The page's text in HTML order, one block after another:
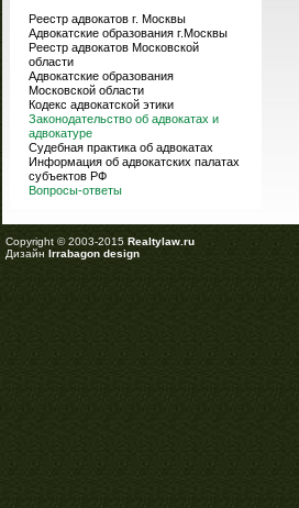
Реестр адвокатов г. Москвы
Адвокатские образования г.Москвы
Реестр адвокатов Московской
области
Адвокатские образования
Московской области
Кодекс адвокатской этики
Законодательство об адвокатах и
адвокатуре
Судебная практика об адвокатах
Информация об адвокатских палатах
субъектов РФ
Вопросы-ответы
Copyright © 2003-2015 Realtylaw.ru
Дизайн Irrabagon design